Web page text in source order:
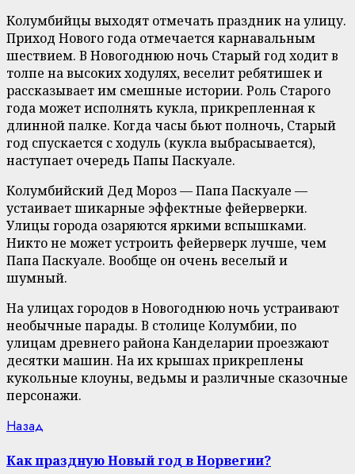
Колумбийцы выходят отмечать праздник на улицу.
Приход Нового года отмечается карнавальным
шествием. В Новогоднюю ночь Старый год ходит в
толпе на высоких ходулях, веселит ребятишек и
рассказывает им смешные истории. Роль Старого
года может исполнять кукла, прикрепленная к
длинной палке. Когда часы бьют полночь, Старый
год спускается с ходуль (кукла выбрасывается),
наступает очередь Папы Паскуале.
Колумбийский Дед Мороз — Папа Паскуале —
устаивает шикарные эффектные фейерверки.
Улицы города озаряются яркими вспышками.
Никто не может устроить фейерверк лучше, чем
Папа Паскуале. Вообще он очень веселый и
шумный.
На улицах городов в Новогоднюю ночь устраивают
необычные парады. В столице Колумбии, по
улицам древнего района Канделарии проезжают
десятки машин. На их крышах прикреплены
кукольные клоуны, ведьмы и различные сказочные
персонажи.
Continue
Reading
Назад
Как праздную Новый год в Норвегии?